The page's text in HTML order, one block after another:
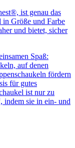
ist genau das
in Größe und Farbe
und bietet, sicher
Spaß:
auf denen
fördern
für gutes
ist nur zu
indem sie in ein- und